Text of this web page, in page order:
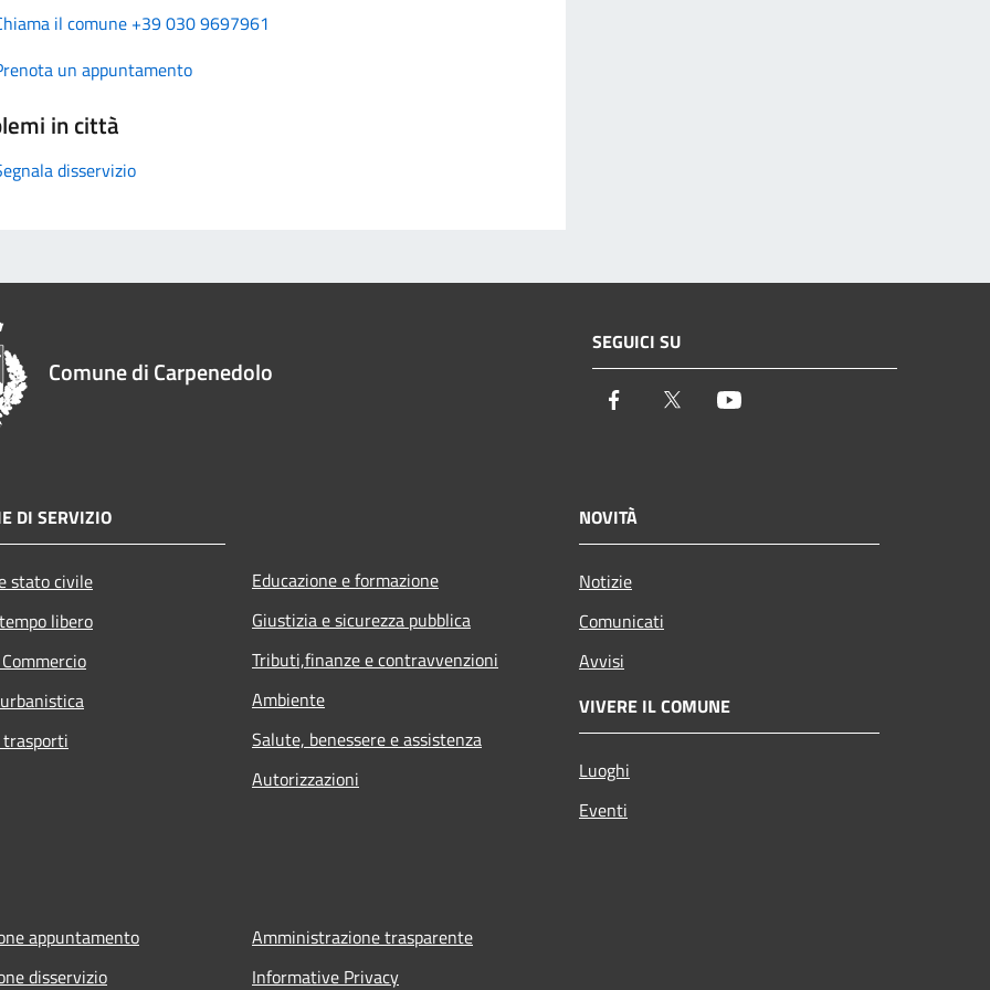
il comune +39 030 9697961
un appuntamento
in città
disservizio
Comune di Carpenedolo
SEGUICI SU
Facebook Twitter
DI SERVIZIO
stato civile
libero
Educazione e formazione
Giustizia e sicurezza pubblica
Tributi,finanze e contravvenzioni
Ambiente
Salute, benessere e assistenza
Autorizzazioni
NOVITÀ
Notizie
Comunicati
Avvisi
VIVERE IL COMUNE
Luoghi
Eventi
appuntamento
disservizio
Amministrazione trasparente
Informative Privacy